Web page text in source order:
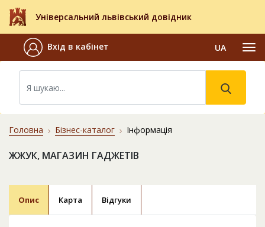
Універсальний львівський довідник
Вхід в кабінет UA
Головна Бізнес-каталог Інформація
ЖЖУК, МАГАЗИН ГАДЖЕТІВ
Опис Карта Відгуки